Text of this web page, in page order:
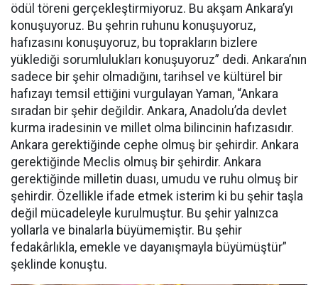
ödül töreni gerçekleştirmiyoruz. Bu akşam Ankara’yı
konuşuyoruz. Bu şehrin ruhunu konuşuyoruz,
hafızasını konuşuyoruz, bu toprakların bizlere
yüklediği sorumlulukları konuşuyoruz” dedi. Ankara’nın
sadece bir şehir olmadığını, tarihsel ve kültürel bir
hafızayı temsil ettiğini vurgulayan Yaman, “Ankara
sıradan bir şehir değildir. Ankara, Anadolu’da devlet
kurma iradesinin ve millet olma bilincinin hafızasıdır.
Ankara gerektiğinde cephe olmuş bir şehirdir. Ankara
gerektiğinde Meclis olmuş bir şehirdir. Ankara
gerektiğinde milletin duası, umudu ve ruhu olmuş bir
şehirdir. Özellikle ifade etmek isterim ki bu şehir taşla
değil mücadeleyle kurulmuştur. Bu şehir yalnızca
yollarla ve binalarla büyümemiştir. Bu şehir
fedakârlıkla, emekle ve dayanışmayla büyümüştür”
şeklinde konuştu.